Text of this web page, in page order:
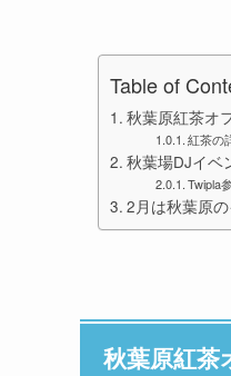
Table of
秋葉原紅茶オ
紅茶の
秋葉場DJイベ
Twipla
2月は秋葉原
秋葉原紅茶